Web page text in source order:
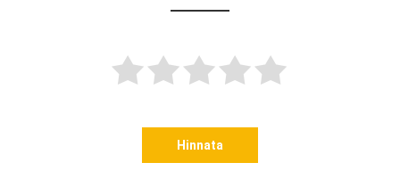
Hinnata